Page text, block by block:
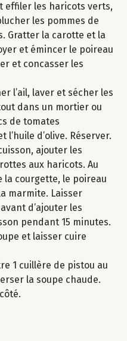
effiler les haricots verts,
les pommes de
Gratter la carotte et la
et émincer le poireau
et concasser les
l’ail, laver et sécher les
dans un mortier ou
de tomates
l’huile d’olive. Réserver.
ajouter les
aux haricots. Au
la courgette, le poireau
marmite. Laisser
d’ajouter les
pendant 15 minutes.
et laisser cuire
1 cuillère de pistou au
la soupe chaude.